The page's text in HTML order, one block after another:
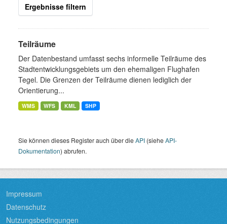
Ergebnisse filtern
Teilräume
Der Datenbestand umfasst sechs informelle Teilräume des
Stadtentwicklungsgebiets um den ehemaligen Flughafen
Tegel. Die Grenzen der Teilräume dienen lediglich der
Orientierung...
WMS WFS KML SHP
Sie können dieses Register auch über dieAPI (sieheAPI-
Dokumentation) abrufen.
Impressum
Datenschutz
Nutzungsbedingungen